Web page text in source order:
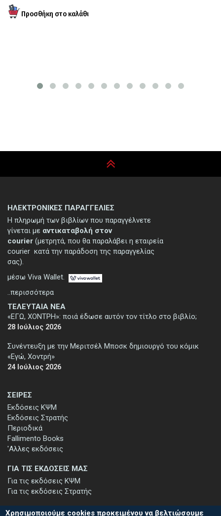
ΣΕΙΡΕΣ
Εκδόσεις ΚΨΜ
Εκδόσεις Στρατής
Περιοδικά
Fallimento Books
'Αλλες εκδόσεις
ΤΕΛΕΥΤΑΙΑ ΝΕΑ
«ΕΓΩ, ΧΟΝΤΡΗ»: ποιά έδωσε αυτόν τον τίτλο στο βιβλίο;
28 Ιούλιος 2026
Συνέντευξη με την Μεριτσέλ Μποσκ δημιουργό του κόμικ
«Εγώ, Χοντρή»
24 Ιούλιος 2026
ΓΙΑ ΤΙΣ ΕΚΔΟΣΕΙΣ ΜΑΣ
Για τις εκδόσεις ΚΨΜ
Για τις εκδόσεις Στρατής
ΗΛΕΚΤΡΟΝΙΚΕΣ ΠΑΡΑΓΓΕΛΙΕΣ
Η πληρωμή των βιβλίων που παραγγέλνετε
γίνεται με αντικαταβολή στον
courier (μετρητά, που θα παραλάβει η εταιρεία
courier κατά την παράδοση της παραγγελίας
σας).
μέσω Viva Wallet.
..περισσότερα
Χρησιμοποιούμε cookies προκειμένου να βελτιώσουμε